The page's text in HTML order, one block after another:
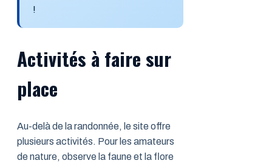
!
Activités à faire sur
place
Au-delà de la randonnée, le site offre
plusieurs activités. Pour les amateurs
de nature, observe la faune et la flore